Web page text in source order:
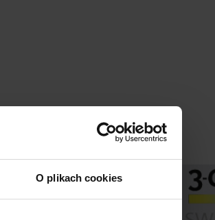
O plikach cookies